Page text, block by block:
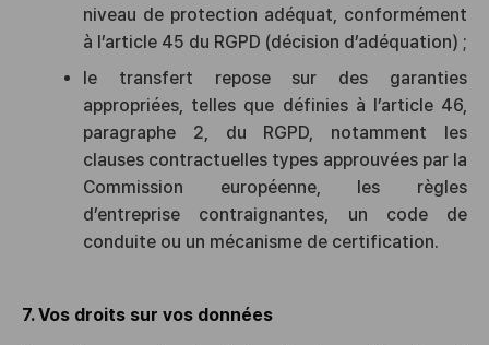
niveau de protection adéquat, conformément
à l’article 45 du RGPD (décision d’adéquation) ;
le transfert repose sur des garanties
appropriées, telles que définies à l’article 46,
paragraphe 2, du RGPD, notamment les
clauses contractuelles types approuvées par la
Commission européenne, les règles
d’entreprise contraignantes, un code de
conduite ou un mécanisme de certification.
7. Vos droits sur vos données